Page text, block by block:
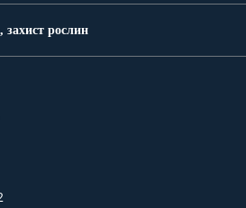
захист рослин